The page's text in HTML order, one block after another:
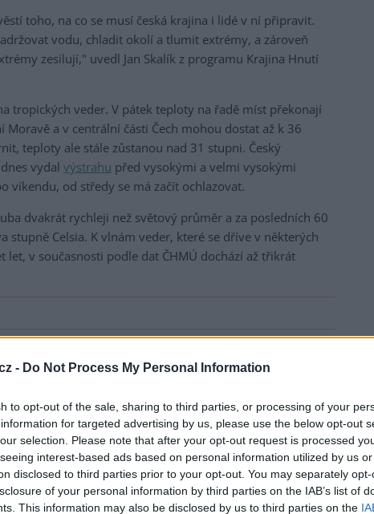
- Do Not Process My Personal Information
to opt-out of the sale, sharing to third parties, or processing of your
for targeted advertising by us, please use the below opt-out
selection. Please note that after your opt-out request is processed
interest-based ads based on personal information utilized by us
disclosed to third parties prior to your opt-out. You may separately
of your personal information by third parties on the IAB’s list of
This information may also be disclosed by us to third parties on the
toho, na co se musí česká krajina i lidé v ní připravit.
vodu, chladit okolí a tlumit extrémy, a zároveň
zesilují," uvedl Jan Skalík z programu Krajina Hnutí
tropických veder. V pátek teploty na řadě míst překonají
Moravě a v centrální části Čech mohou dostat až k 36
teploty ale stále zůstanou nad 31 stupni. Český
vydal výstrahu před vysokými a velmi vysokými
víkendu, od středy se má začít ochlazovat.
dvakrát rychleji než světový průměr a za posledních 60
stupně Celsia. K vlnám veder, které se dříve v některých
let, v současnosti podle dat ČHMÚ dochází až třikrát